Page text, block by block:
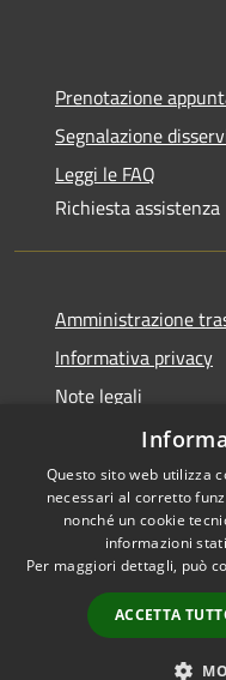
Prenotazione
Segnalazione
Leggi le FAQ
Richiesta assistenza
Amministrazione
Informativa privacy
Note legali
Dichiarazione di
RSS
Accessibilità
Questo sito web utilizza
necessari al corretto
nonché un cookie
informazioni
Per maggiori dettagli, può
ACCETTA